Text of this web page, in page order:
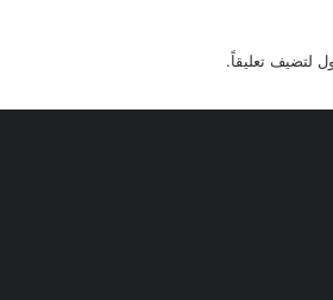
لتضيف تعليقاً.